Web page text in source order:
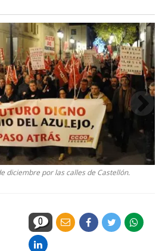
diciembre por las calles de Castellón.
0